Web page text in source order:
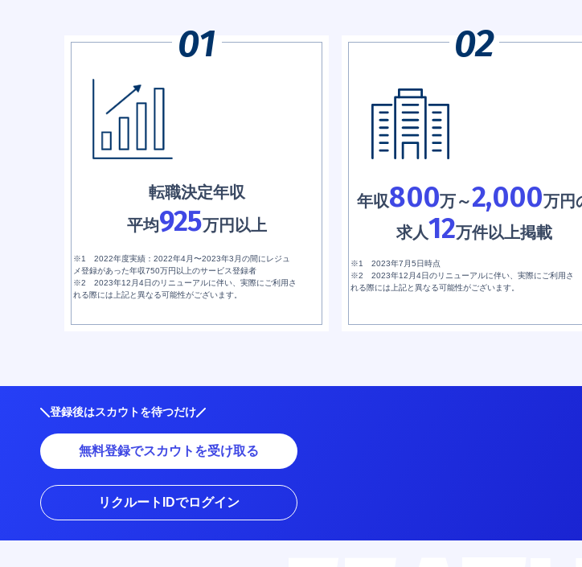
転職決定年収
平均925万円以上
※1 2022年度実績：2022年4月〜2023年3月の間にレジュ
メ登録があった年収750万円以上のサービス登録者
※2 2023年12月4日のリニューアルに伴い、実際にご利用さ
れる際には上記と異なる可能性がございます。
年収800万～2,000万円
求人12万件以上掲載
※1 2023年7月5日時点
※2 2023年12月4日のリニューアルに伴い、実際にご利用さ
れる際には上記と異なる可能性がございます。
登録後はスカウトを待つだけ
無料登録でスカウトを受け取る
リクルートIDでログイン